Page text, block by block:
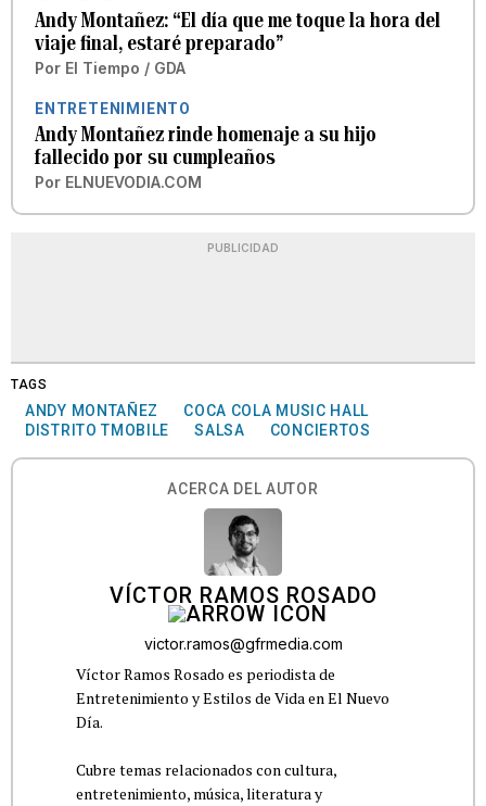
Andy Montañez: “El día que me toque la hora del
viaje final, estaré preparado”
Por El Tiempo / GDA
ENTRETENIMIENTO
Andy Montañez rinde homenaje a su hijo
fallecido por su cumpleaños
Por ELNUEVODIA.COM
PUBLICIDAD
TAGS
ANDY MONTAÑEZ
COCA COLA MUSIC HALL
DISTRITO TMOBILE
SALSA CONCIERTOS
ACERCA DEL AUTOR
VÍCTOR RAMOS ROSADO
victor.ramos@gfrmedia.com
Víctor Ramos Rosado es periodista de
Entretenimiento y Estilos de Vida en El Nuevo
Día.
Cubre temas relacionados con cultura,
entretenimiento, música, literatura y